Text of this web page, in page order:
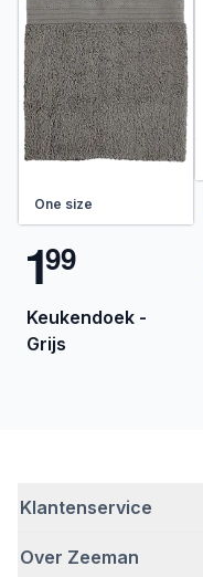
One size
199
Keukendoek -
Grijs
Klantenservice
Veelgestelde vragen
Over Zeeman